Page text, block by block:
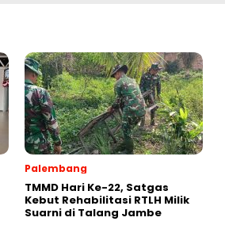
Palembang
TMMD Hari Ke-22, Satgas
Kebut Rehabilitasi RTLH Milik
Suarni di Talang Jambe